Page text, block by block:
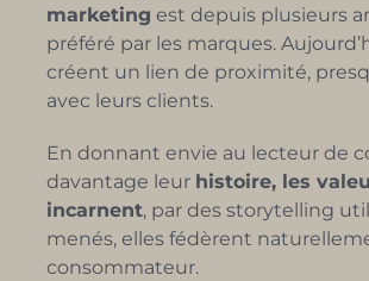
marketing est depuis plusieurs
préféré par les marques.
créent un lien de proximité,
avec leurs clients.
En donnant envie au lecteur de
davantage leur histoire, les
incarnent, par des storytelling
menés, elles fédèrent
consommateur.